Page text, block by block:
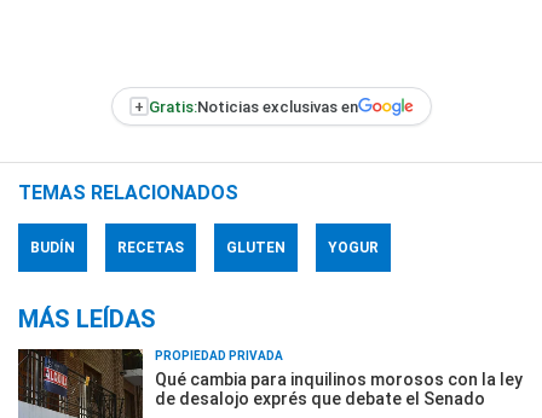
+ Gratis:Noticias exclusivas en
TEMAS RELACIONADOS
BUDÍN RECETAS GLUTEN YOGUR
MÁS LEÍDAS
PROPIEDAD PRIVADA
Qué cambia para inquilinos morosos con la ley
de desalojo exprés que debate el Senado